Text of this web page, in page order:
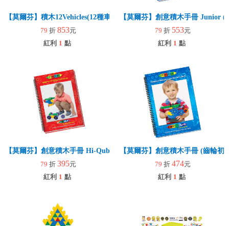
【莫爾芬】積木12Vehicles(12種車輛)140pcs
79 折 853元
紅利 1 點
【莫爾芬】創意積木手冊 Junior (
79 折 553元
紅利 1 點
【莫爾芬】創意積木手冊 Hi-Qube
79 折 395元
紅利 1 點
【莫爾芬】創意積木手冊 (齒輪初
79 折 474元
紅利 1 點